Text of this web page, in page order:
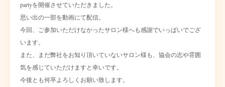
partyを開催させていただきました。
思い出の一部を動画にて配信。
今回、ご参加いただけなかったサロン様へも感謝でいっぱいでござ
います。
また、まだ弊社をお知り頂いていないサロン様も、協会の志や雰囲
気を感じていただけますと幸いです。
今後とも何卒よろしくお願い致します。